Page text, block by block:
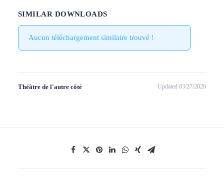
SIMILAR DOWNLOADS
Aucun téléchargement similaire trouvé !
Théâtre de l'autre côté Updated 03/27/2020